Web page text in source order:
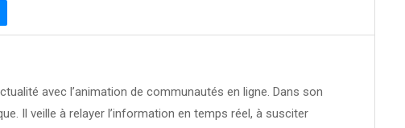
avec l’animation de communautés en ligne. Dans son
Il veille à relayer l’information en temps réel, à susciter